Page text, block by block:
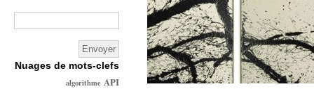
Nuages de mots-clefs
algorithme API